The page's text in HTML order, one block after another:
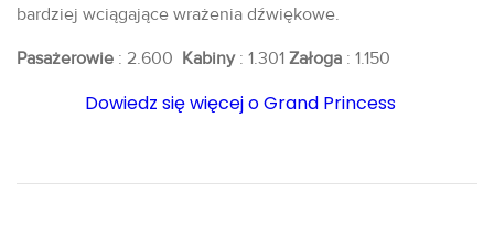
bardziej wciągające wrażenia dźwiękowe.
Pasażerowie : 2.600 Kabiny: 1.301 Załoga : 1.150
Dowiedz się więcej o Grand Princess